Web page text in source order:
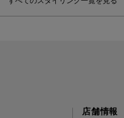
店舗情報